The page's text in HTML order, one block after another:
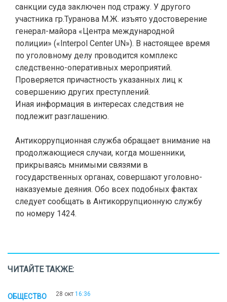
санкции суда заключен под стражу. У другого
участника гр.Туранова М.Ж. изъято удостоверение
генерал-майора «Центра международной
полиции» («Interpol Center UN»). В настоящее время
по уголовному делу проводится комплекс
следственно-оперативных мероприятий.
Проверяется причастность указанных лиц к
совершению других преступлений.
Иная информация в интересах следствия не
подлежит разглашению.
Антикоррупционная служба обращает внимание на
продолжающиеся случаи, когда мошенники,
прикрываясь мнимыми связями в
государственных органах, совершают уголовно-
наказуемые деяния. Обо всех подобных фактах
следует сообщать в Антикоррупционную службу
по номеру 1424.
ЧИТАЙТЕ ТАКЖЕ:
ОБЩЕСТВО 28 окт 16:36